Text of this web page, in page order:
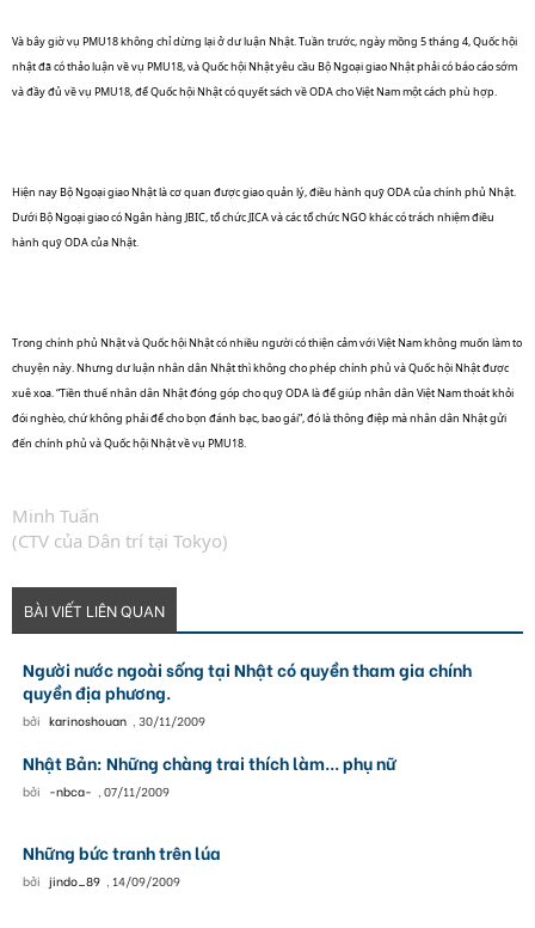
Và bây giờ vụ PMU18 không chỉ dừng lại ở dư luận Nhật. Tuần trước, ngày mồng 5 tháng 4, Quốc hội
nhật đã có thảo luận về vụ PMU18, và Quốc hội Nhật yêu cầu Bộ Ngoại giao Nhật phải có báo cáo sớm
và đầy đủ về vụ PMU18, để Quốc hội Nhật có quyết sách về ODA cho Việt Nam một cách phù hợp.
Hiện nay Bộ Ngoại giao Nhật là cơ quan được giao quản lý, điều hành quỹ ODA của chính phủ Nhật.
Dưới Bộ Ngoại giao có Ngân hàng JBIC, tổ chức JICA và các tổ chức NGO khác có trách nhiệm điều
hành quỹ ODA của Nhật.
Trong chính phủ Nhật và Quốc hội Nhật có nhiều người có thiện cảm với Việt Nam không muốn làm to
chuyện này. Nhưng dư luận nhân dân Nhật thì không cho phép chính phủ và Quốc hội Nhật được
xuê xoa. “Tiền thuế nhân dân Nhật đóng góp cho quỹ ODA là để giúp nhân dân Việt Nam thoát khỏi
đói nghèo, chứ không phải để cho bọn đánh bạc, bao gái”, đó là thông điệp mà nhân dân Nhật gửi
đến chính phủ và Quốc hội Nhật về vụ PMU18.
Minh Tuấn
(CTV của Dân trí tại Tokyo)
BÀI VIẾT LIÊN QUAN
Người nước ngoài sống tại Nhật có quyền tham gia chính
quyền địa phương.
bởi karinoshouan , 30/11/2009
Nhật Bản: Những chàng trai thích làm... phụ nữ
bởi -nbca- , 07/11/2009
Những bức tranh trên lúa
bởi jindo_89 , 14/09/2009